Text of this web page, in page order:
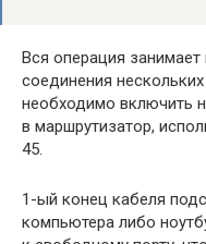
Вся операция
соединения
необходимо включить
в маршрутизатор,
45.
1-ый конец кабеля
компьютера либо